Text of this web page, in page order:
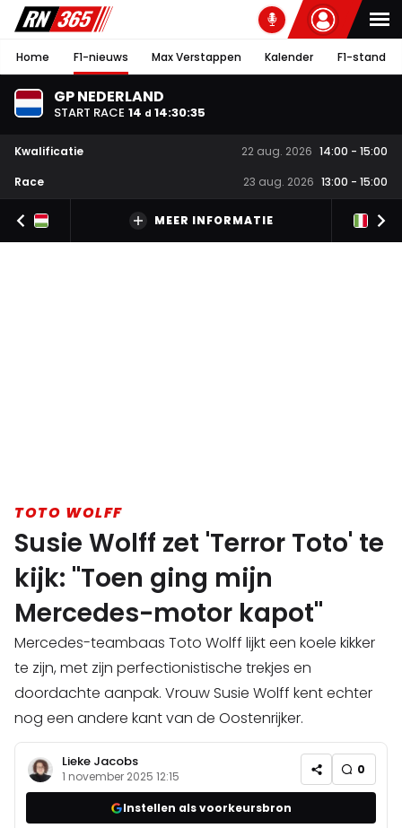
Home F1-nieuws Max Verstappen Kalender F1-stand
GP NEDERLAND
START RACE 14 d 14:30:34
Kwalificatie 22 aug. 2026 14:00 - 15:00
Race
23 aug. 2026 13:00 - 15:00
MEER INFORMATIE
TOTO WOLFF
Susie Wolff zet 'Terror Toto' te
kijk: "Toen ging mijn
Mercedes-motor kapot"
Mercedes-teambaas Toto Wolff lijkt een koele kikker
te zijn, met zijn perfectionistische trekjes en
doordachte aanpak. Vrouw Susie Wolff kent echter
nog een andere kant van de Oostenrijker.
Lieke Jacobs
1 november 2025 12:15 0
Instellen als voorkeursbron